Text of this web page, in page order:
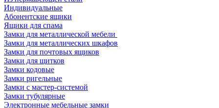
Индивидуальные
Абонентские ящики
Ящики для спама
Замки для металлической мебели
Замки для металлических шкафов
Замки для почтовых ящиков
Замки для щитков
Замки кодовые
Замки ригельные
Замки с мастер-системой
Замки тубулярные
Электронные мебельные замки